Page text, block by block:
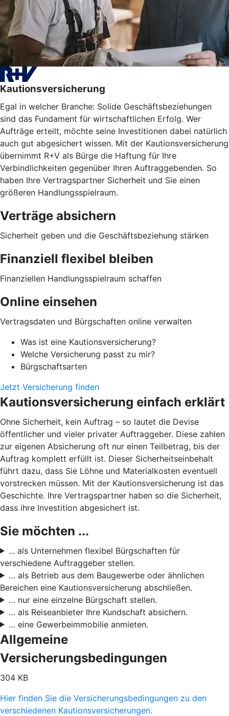
Kautionsversicherung
Egal in welcher Branche: Solide Geschäftsbeziehungen
sind das Fundament für wirtschaftlichen Erfolg. Wer
Aufträge erteilt, möchte seine Investitionen dabei natürlich
auch gut abgesichert wissen. Mit der Kautionsversicherung
übernimmt R+V als Bürge die Haftung für Ihre
Verbindlichkeiten gegenüber Ihren Auftraggebenden. So
haben Ihre Vertragspartner Sicherheit und Sie einen
größeren Handlungsspielraum.
Verträge absichern
Sicherheit geben und die Geschäftsbeziehung stärken
Finanziell flexibel bleiben
Finanziellen Handlungsspielraum schaffen
Online einsehen
Vertragsdaten und Bürgschaften online verwalten
Was ist eine Kautionsversicherung?
Welche Versicherung passt zu mir?
Bürgschaftsarten
Jetzt Versicherung finden
Kautionsversicherung einfach erklärt
Ohne Sicherheit, kein Auftrag – so lautet die Devise
öffentlicher und vieler privater Auftraggeber. Diese zahlen
zur eigenen Absicherung oft nur einen Teilbetrag, bis der
Auftrag komplett erfüllt ist. Dieser Sicherheitseinbehalt
führt dazu, dass Sie Löhne und Materialkosten eventuell
vorstrecken müssen. Mit der Kautionsversicherung ist das
Geschichte. Ihre Vertragspartner haben so die Sicherheit,
dass ihre Investition abgesichert ist.
Sie möchten ...
... als Unternehmen flexibel Bürgschaften für
verschiedene Auftraggeber stellen.
… als Betrieb aus dem Baugewerbe oder ähnlichen
Bereichen eine Kautionsversicherung abschließen.
… nur eine einzelne Bürgschaft stellen.
… als Reiseanbieter Ihre Kundschaft absichern.
… eine Gewerbeimmobilie anmieten.
Allgemeine
Versicherungsbedingungen
304 KB
Hier finden Sie die Versicherungsbedingungen zu den
verschiedenen Kautionsversicherungen.